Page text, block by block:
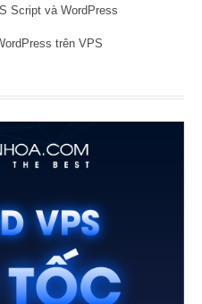
Script và WordPress
trên VPS